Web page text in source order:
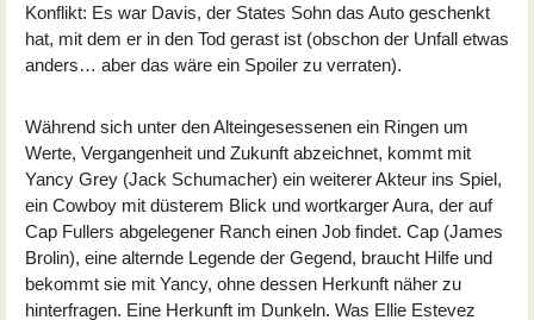
Konflikt: Es war Davis, der States Sohn das Auto geschenkt
hat, mit dem er in den Tod gerast ist (obschon der Unfall etwas
anders… aber das wäre ein Spoiler zu verraten).
Während sich unter den Alteingesessenen ein Ringen um
Werte, Vergangenheit und Zukunft abzeichnet, kommt mit
Yancy Grey (Jack Schumacher) ein weiterer Akteur ins Spiel,
ein Cowboy mit düsterem Blick und wortkarger Aura, der auf
Cap Fullers abgelegener Ranch einen Job findet. Cap (James
Brolin), eine alternde Legende der Gegend, braucht Hilfe und
bekommt sie mit Yancy, ohne dessen Herkunft näher zu
hinterfragen. Eine Herkunft im Dunkeln. Was Ellie Estevez